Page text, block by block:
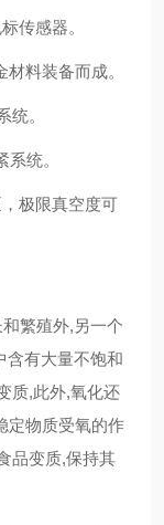
传感器。
料装备而成。
统。
统。
极限真空度可
繁殖外,另一个
含有大量不饱和
质,此外,氧化还
定物质受氧的作
品变质,保持其